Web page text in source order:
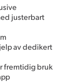
justerbart
av dedikert
fremtidig bruk